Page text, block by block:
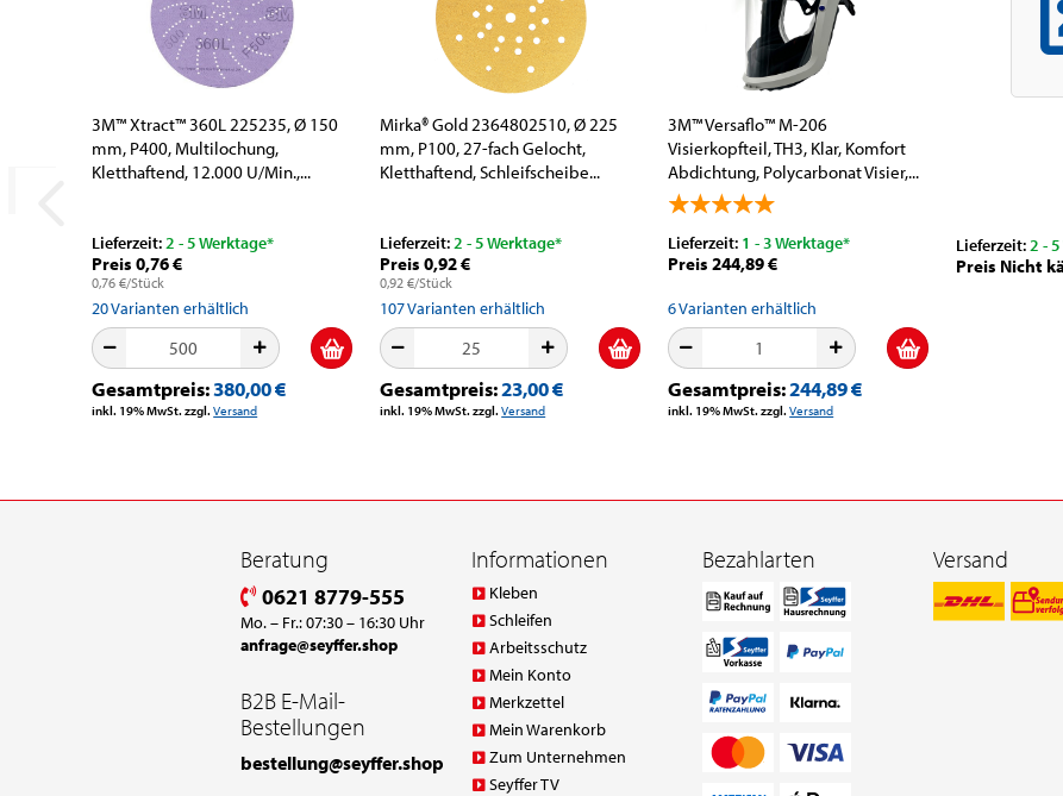
3M™ Xtract™ 360L 225235, Ø 150
mm, P400, Multilochung,
Kletthaftend, 12.000 U/Min.,...
Lieferzeit:2 - 5 Werktage*
Preis 0,76 €
0,76 €/Stück
20Varianten erhältlich
Gesamtpreis:380,00 €
inkl. 19% MwSt. zzgl.Versand
Mirka® Gold 2364802510, Ø 225
mm, P100, 27-fach Gelocht,
Kletthaftend, Schleifscheibe...
Lieferzeit:2 - 5 Werktage*
Preis 0,92 €
0,92 €/Stück
107Varianten erhältlich
Gesamtpreis:23,00 €
inkl. 19% MwSt. zzgl.Versand
3M™ Versaflo™ M-206
Visierkopfteil, TH3, Klar, Komfort
Abdichtung, Polycarbonat Visier,...
Lieferzeit: 1 - 3 Werktage*
Preis 244,89 €
6Varianten erhältlich
Gesamtpreis:244,89 €
inkl. 19% MwSt. zzgl.Versand
Lieferzeit:2 -
Preis Nicht
Beratung
0621 8779-555
Mo. – Fr.: 07:30 – 16:30 Uhr
anfrage@seyffer.shop
B2B E-Mail-
Bestellungen
bestellung@seyffer.shop
Informationen
Kleben
Schleifen
Arbeitsschutz
Mein Konto
Merkzettel
Mein Warenkorb
Zum Unternehmen
Seyffer TV
Bezahlarten Versand